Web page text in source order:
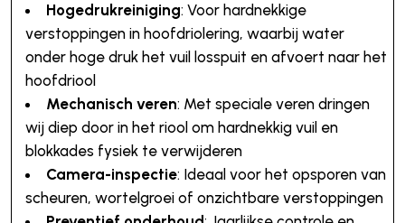
Hogedrukreiniging: Voor hardnekkige
verstoppingen in hoofdriolering, waarbij water
onder hoge druk het vuil losspuit en afvoert naar het
hoofdriool
Mechanisch veren: Met speciale veren dringen
wij diep door in het riool om hardnekkig vuil en
blokkades fysiek te verwijderen
Camera-inspectie: Ideaal voor het opsporen van
scheuren, wortelgroei of onzichtbare verstoppingen